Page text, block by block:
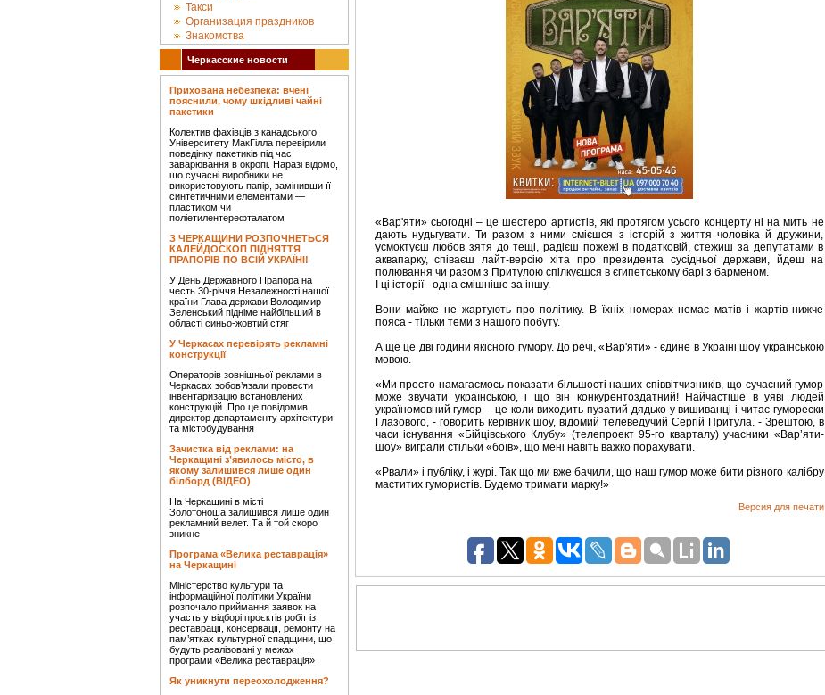
Такси
Организация праздников
Знакомства
Черкасские новости
Прихована небезпека: вчені
пояснили, чому шкідливі чайні
пакетики
Колектив фахівців з канадського
Університету МакГілла перевірили
поведінку пакетиків під час
заварювання в окропі. Наразі відомо,
що сучасні виробники не
використовують папір, замінивши її
синтетичними елементами —
пластиком чи
поліетилентерефталатом
З ЧЕРКАЩИНИ РОЗПОЧНЕТЬСЯ
КАЛЕЙДОСКОП ПІДНЯТТЯ
ПРАПОРІВ ПО ВСІЙ УКРАЇНІ!
У День Державного Прапора на
честь 30-річчя Незалежності нашої
країни Глава держави Володимир
Зеленський підніме найбільший в
області синьо-жовтий стяг
У Черкасах перевірять рекламні
конструкції
Операторів зовнішньої реклами в
Черкасах зобов’язали провести
інвентаризацію встановлених
конструкцій. Про це повідомив
директор департаменту архітектури
та містобудування
Зачистка від реклами: на
Черкащині з’явилось місто, в
якому залишився лише один
білборд (ВІДЕО)
На Черкащині в місті
Золотоноша залишився лише один
рекламний велет. Та й той скоро
зникне
Програма «Велика реставрація»
на Черкащині
Міністерство культури та
інформаційної політики України
розпочало приймання заявок на
участь у відборі проєктів робіт із
реставрації, консервації, ремонту на
пам’ятках культурної спадщини, що
будуть реалізовані у межах
програми «Велика реставрація»
Як уникнути переохолодження?
«Вар'яти» сьогодні – це шестеро артистів, які протягом усього концерту ні на мить не
дають нудьгувати. Ти разом з ними смієшся з історій з життя чоловіка й дружини,
усмоктуєш любов зятя до тещі, радієш пожежі в податковій, стежиш за депутатами в
аквапарку, співаєш лайт-версію хіта про президента сусідньої держави, йдеш на
полювання чи разом з Притулою спілкуєшся в єгипетському барі з барменом.
І ці історії - одна смішніше за іншу.
Вони майже не жартують про політику. В їхніх номерах немає матів і жартів нижче
пояса - тільки теми з нашого побуту.
А ще це двi години якісного гумору. До речі, «Вар'яти» - єдине в Україні шоу українською
мовою.
«Ми просто намагаємось показати більшості наших співвітчизників, що сучасний гумор
може звучати українською, і що він конкурентоздатний! Найчастіше в уяві людей
україномовний гумор – це коли виходить пузатий дядько у вишиванці і читає гуморески
Глазового, - говорить керівник шоу, відомий телеведучий Сергій Притула. - Зрештою, в
часи існування «Бійцівського Клубу» (телепроект 95-го кварталу) учасники «Вар’яти-
шоу» виграли стільки «боїв», що мені навіть важко порахувати.
«Рвали» і публіку, і журі. Так що ми вже бачили, що наш гумор може бити різного калібру
маститих гумористів. Будемо тримати марку!»
Версия для печати